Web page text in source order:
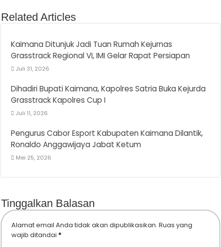
Related Articles
Kaimana Ditunjuk Jadi Tuan Rumah Kejurnas
Grasstrack Regional VI, IMI Gelar Rapat Persiapan
Juli 31, 2026
Dihadiri Bupati Kaimana, Kapolres Satria Buka Kejurda
Grasstrack Kapolres Cup I
Juli 11, 2026
Pengurus Cabor Esport Kabupaten Kaimana Dilantik,
Ronaldo Anggawijaya Jabat Ketum
Mei 25, 2026
Tinggalkan Balasan
Alamat email Anda tidak akan dipublikasikan. Ruas yang
wajib ditandai *